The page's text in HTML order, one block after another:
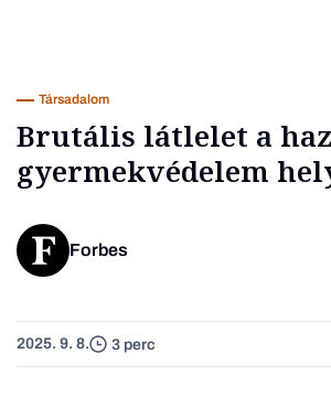
Üzlet
Társadalom
Brutális látlelet a
gyermekvédelem
Forbes
2025. 9. 8. 3 perc